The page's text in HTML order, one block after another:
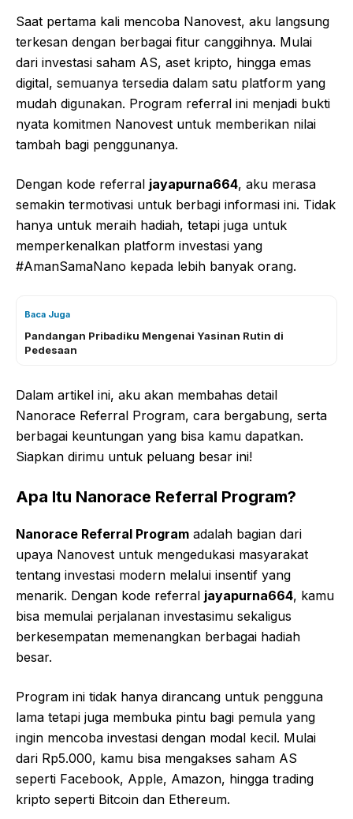
Saat pertama kali mencoba Nanovest, aku langsung
terkesan dengan berbagai fitur canggihnya. Mulai
dari investasi saham AS, aset kripto, hingga emas
digital, semuanya tersedia dalam satu platform yang
mudah digunakan. Program referral ini menjadi bukti
nyata komitmen Nanovest untuk memberikan nilai
tambah bagi penggunanya.
Dengan kode referral jayapurna664, aku merasa
semakin termotivasi untuk berbagi informasi ini. Tidak
hanya untuk meraih hadiah, tetapi juga untuk
memperkenalkan platform investasi yang
#AmanSamaNano kepada lebih banyak orang.
Baca Juga
Pandangan Pribadiku Mengenai Yasinan Rutin di
Pedesaan
Dalam artikel ini, aku akan membahas detail
Nanorace Referral Program, cara bergabung, serta
berbagai keuntungan yang bisa kamu dapatkan.
Siapkan dirimu untuk peluang besar ini!
Apa Itu Nanorace Referral Program?
Nanorace Referral Program adalah bagian dari
upaya Nanovest untuk mengedukasi masyarakat
tentang investasi modern melalui insentif yang
menarik. Dengan kode referral jayapurna664, kamu
bisa memulai perjalanan investasimu sekaligus
berkesempatan memenangkan berbagai hadiah
besar.
Program ini tidak hanya dirancang untuk pengguna
lama tetapi juga membuka pintu bagi pemula yang
ingin mencoba investasi dengan modal kecil. Mulai
dari Rp5.000, kamu bisa mengakses saham AS
seperti Facebook, Apple, Amazon, hingga trading
kripto seperti Bitcoin dan Ethereum.